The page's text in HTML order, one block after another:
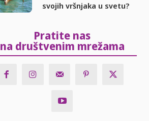
svojih vršnjaka u svetu?
Pratite nas
na društvenim mrežama